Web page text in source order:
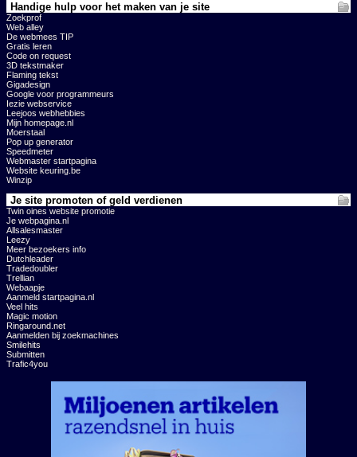
Handige hulp voor het maken van je site
Zoekprof
Web alley
De webmees TIP
Gratis leren
Code on request
3D tekstmaker
Flaming tekst
Gigadesign
Google voor programmeurs
Iezie webservice
Leejoos webhebbies
Mijn homepage.nl
Moerstaal
Pop up generator
Speedmeter
Webmaster startpagina
Website keuring.be
Winzip
Je site promoten of geld verdienen
Twin oines website promotie
Je webpagina.nl
Allsalesmaster
Leezy
Meer bezoekers info
Dutchleader
Tradedoubler
Trellian
Webaapje
Aanmeld startpagina.nl
Veel hits
Magic motion
Ringaround.net
Aanmelden bij zoekmachines
Smilehits
Submitten
Trafic4you